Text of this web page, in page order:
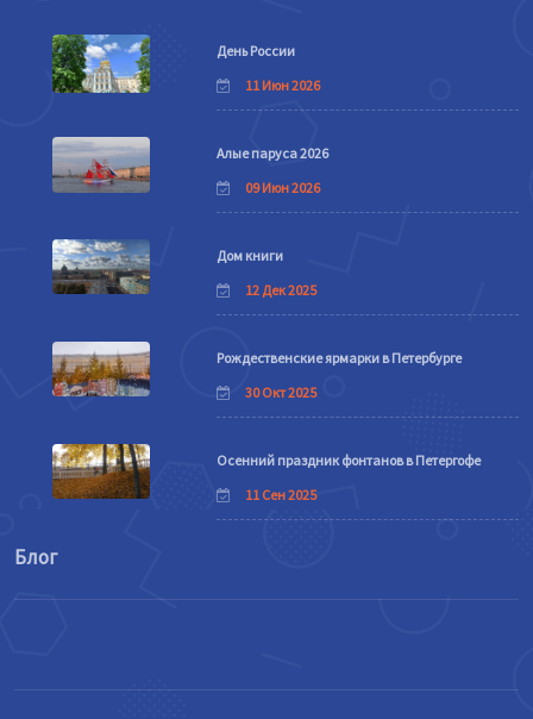
День России
11 Июн 2026
Алые паруса 2026
09 Июн 2026
Дом книги
12 Дек 2025
Рождественские ярмарки в Петербурге
30 Окт 2025
Осенний праздник фонтанов в Петергофе
11 Сен 2025
Блог